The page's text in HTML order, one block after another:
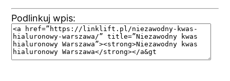
Podlinkuj wpis: